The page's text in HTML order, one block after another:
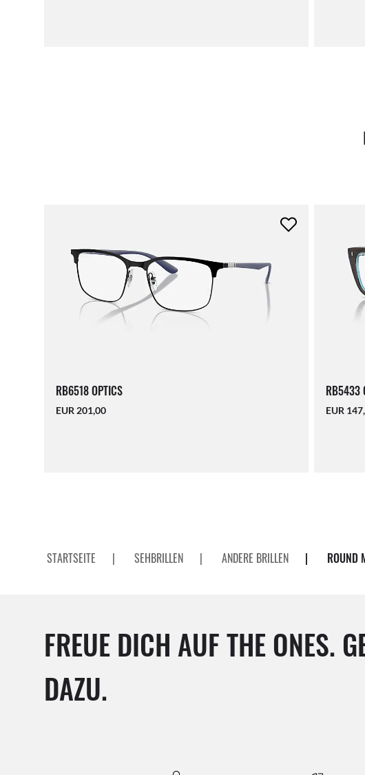
RB6518 OPTICS
EUR 201,00
RB5433
EUR
STARTSEITE | SEHBRILLEN | ANDERE BRILLEN | ROUND
FREUE DICH AUF THE ONES.
DAZU.